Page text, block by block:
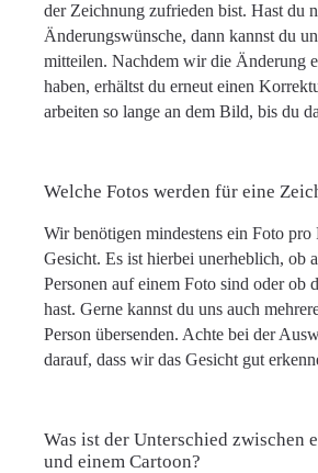
der Zeichnung zufrieden bist. Hast du
Änderungswünsche, dann kannst du
mitteilen. Nachdem wir die Änderung
haben, erhältst du erneut einen
arbeiten so lange an dem Bild, bis du
Welche Fotos werden für eine
Wir benötigen mindestens ein Foto pro
Gesicht. Es ist hierbei unerheblich, ob
Personen auf einem Foto sind oder ob
hast. Gerne kannst du uns auch
Person übersenden. Achte bei der
darauf, dass wir das Gesicht gut
Was ist der Unterschied zwischen
und einem Cartoon?